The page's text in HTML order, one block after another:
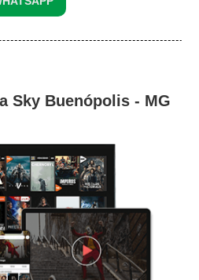
Sky Buenópolis - MG